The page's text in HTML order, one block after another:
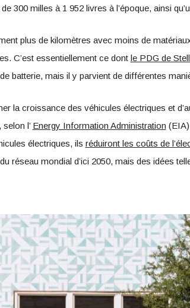
300 milles à 1 952 livres à l’époque, ainsi
plus de kilomètres avec moins de
C’est essentiellement ce dont le PDG de
batterie, mais il y parvient de différentes
la croissance des véhicules électriques et
l’ Energy Information Administration
électriques, ils réduiront les coûts de
réseau mondial d’ici 2050, mais des idées